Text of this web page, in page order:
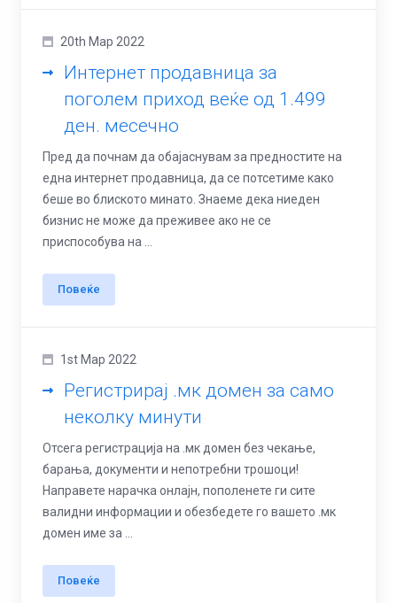
20th Мар 2022
Интернет продавница за
поголем приход веќе од 1.499
ден. месечно
Пред да почнам да обајаснувам за предностите на
една интернет продавница, да се потсетиме како
беше во блиското минато. Знаеме дека ниеден
бизнис не може да преживее ако не се
приспособува на ...
Повеќе
1st Мар 2022
Регистрирај .мк домен за само
неколку минути
Отсега регистрација на .мк домeн без чекање,
барања, документи и непотребни трошоци!
Направете нарачка онлајн, пополенете ги сите
валидни информации и обезбедете го вашето .мк
домен име за ...
Повеќе